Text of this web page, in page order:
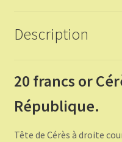
Description
20 francs or
République.
Tête de Cérès à droite